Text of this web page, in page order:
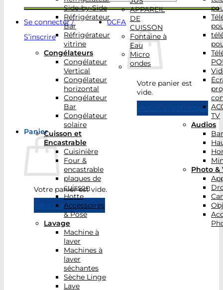
Se connecter /
S’inscrire
0CFA
Votre panier est
vide.
Retour à la boutique
Panier
Votre panier est vide.
Retour à la boutique
Side-by-Side
Réfrigérateur
Bar
Réfrigérateur
vitrine
Congélateurs
Congélateur
Vertical
Congélateur
horizontal
Congélateur
Bar
Congélateur
solaire
Cuisson et
Encastrable
Cuisinière
Four &
encastrable
plaques de
cuisson
Hotte
Accessoires
& Pose
Lavage
Machine à
laver
Machines à
laver
séchantes
Sèche Linge
Lave
APPAREIL
DE
CUISSON
Fontaine à
Eau
Micro
ondes
TV
Audios
Photo &